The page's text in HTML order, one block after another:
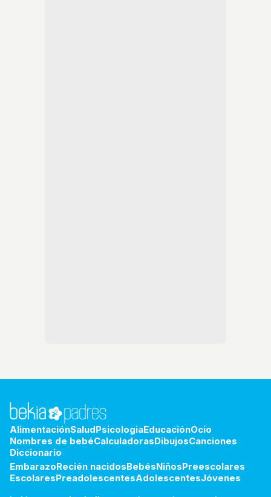
AlimentaciónSaludPsicologiaEducaciónOcio
Nombres de bebéCalculadorasDibujosCanciones
Diccionario
EmbarazoRecién nacidosBebésNiñosPreescolares
EscolaresPreadolescentesAdolescentesJóvenes